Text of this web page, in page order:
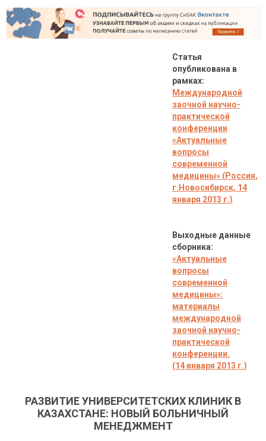
Статья
опубликована в
рамках:
Международной
заочной научно-
практической
конференции
«Актуальные
вопросы
современной
медицины» (Россия,
г.Новосибирск, 14
января 2013 г.)
Выходные данные
сборника:
«Актуальные
вопросы
современной
медицины»:
материалы
международной
заочной научно-
практической
конференции.
(14 января 2013 г.)
РАЗВИТИЕ УНИВЕРСИТЕТСКИХ КЛИНИК В
КАЗАХСТАНЕ: НОВЫЙ БОЛЬНИЧНЫЙ
МЕНЕДЖМЕНТ